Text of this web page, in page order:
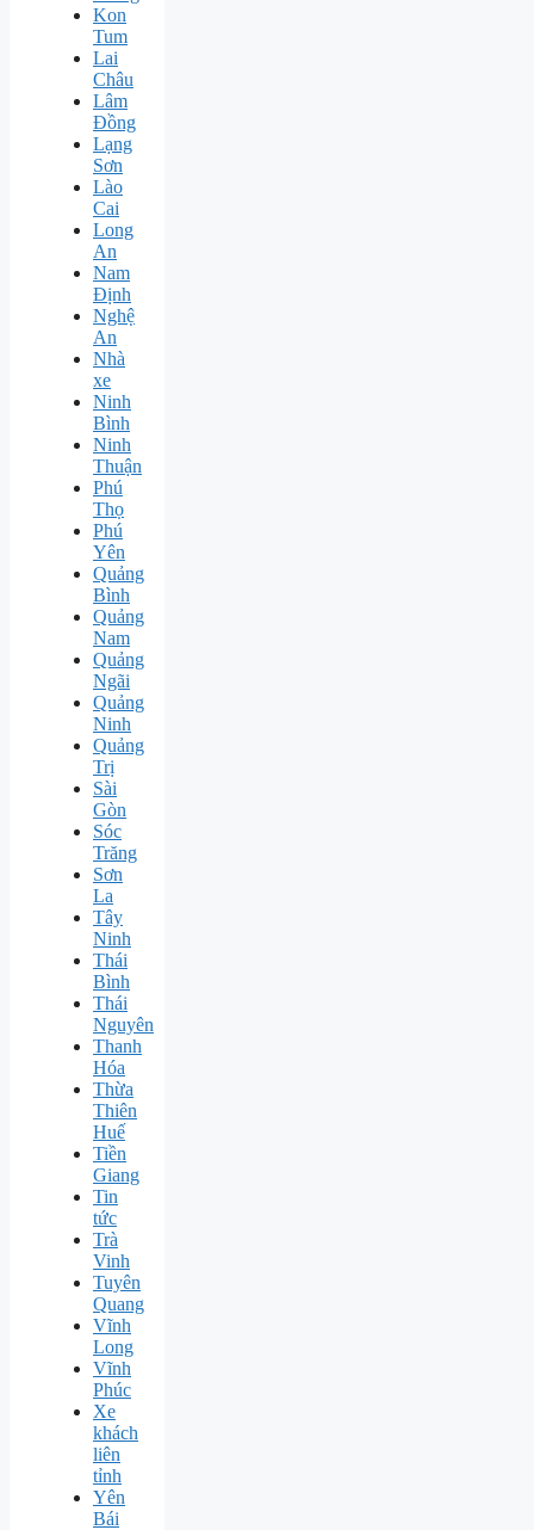
Kon
Tum
Lai
Châu
Lâm
Đồng
Lạng
Sơn
Lào
Cai
Long
An
Nam
Định
Nghệ
An
Nhà
xe
Ninh
Bình
Ninh
Thuận
Phú
Thọ
Phú
Yên
Quảng
Bình
Quảng
Nam
Quảng
Ngãi
Quảng
Ninh
Quảng
Trị
Sài
Gòn
Sóc
Trăng
Sơn
La
Tây
Ninh
Thái
Bình
Thái
Nguyên
Thanh
Hóa
Thừa
Thiên
Huế
Tiền
Giang
Tin
tức
Trà
Vinh
Tuyên
Quang
Vĩnh
Long
Vĩnh
Phúc
Xe
khách
liên
tỉnh
Yên
Bái